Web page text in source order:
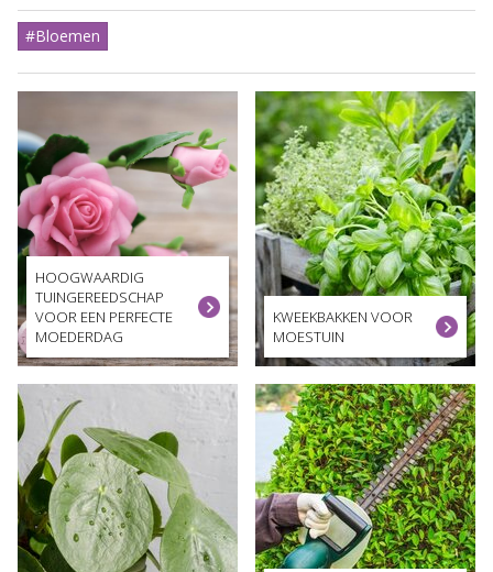
#Bloemen
HOOGWAARDIG
TUINGEREEDSCHAP
VOOR EEN PERFECTE
MOEDERDAG
KWEEKBAKKEN VOOR
MOESTUIN